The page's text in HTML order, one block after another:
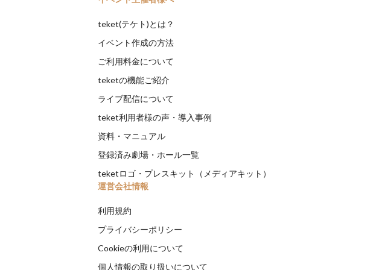
teket(テケト)とは？
イベント作成の方法
ご利用料金について
teketの機能ご紹介
ライブ配信について
teket利用者様の声・導入事例
資料・マニュアル
登録済み劇場・ホール一覧
teketロゴ・プレスキット（メディアキット）
運営会社情報
利用規約
プライバシーポリシー
Cookieの利用について
個人情報の取り扱いについて